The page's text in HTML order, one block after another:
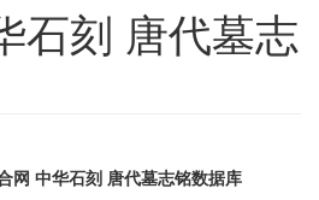
石刻 唐代墓志
网 中华石刻 唐代墓志铭数据库